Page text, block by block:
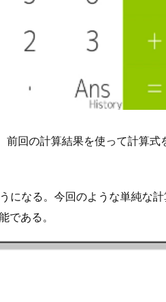
回の計算結果を使って計算
なる。今回のような単純な
である。